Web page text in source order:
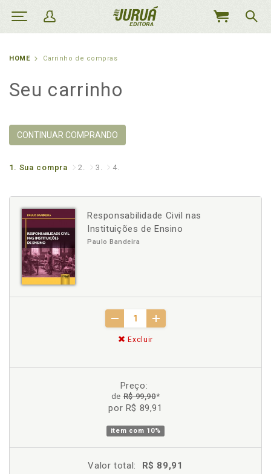
MEU
HOME Carrinho de compras
Seu carrinho
CONTINUAR COMPRANDO
1. Sua compra 2. 3. 4.
Responsabilidade Civil nas
Instituições de Ensino
Paulo Bandeira
Excluir
Preço:
deR$ 99,90*
por R$ 89,91
item com 10%
Valor total: R$ 89,91